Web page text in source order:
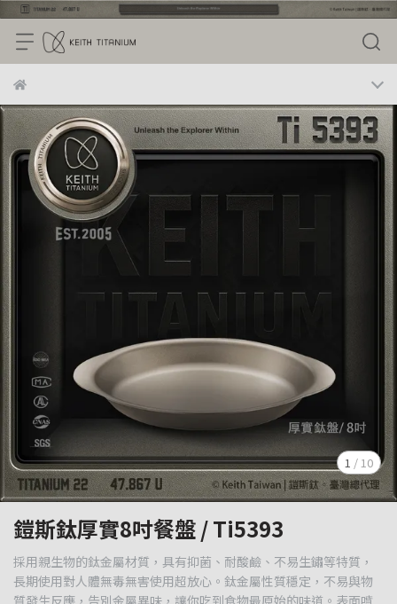
1 / 10
鎧斯鈦厚實8吋餐盤 / Ti5393
採用親生物的鈦金屬材質，具有抑菌、耐酸鹼、不易生鏽等特質，
長期使用對人體無毒無害使用超放心。鈦金屬性質穩定，不易與物
質發生反應，告別金屬異味，讓你吃到食物最原始的味道。表面噴